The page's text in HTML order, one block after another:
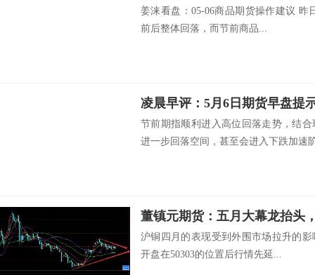
姜涞看盘：05-06商品期货操作建议 昨
前后整体回落，而节前商品...
凌晨早评：5月6日期货早盘提
节前期指顺利进入高位回落走势，结
进一步回落空间，甚至会进入下跌加速
董镇元期货：五月大幕龙抬头
沪铜四月的表现受到外围市场拉升的
开盘在50303的位置后行情先延...